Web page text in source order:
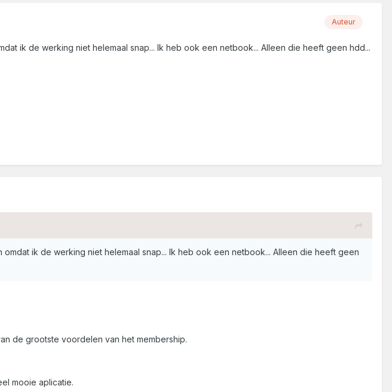
Auteur
ik de werking niet helemaal snap... Ik heb ook een netbook... Alleen die heeft geen hdd...
ik de werking niet helemaal snap... Ik heb ook een netbook... Alleen die heeft geen
de grootste voordelen van het membership.
mooie aplicatie.